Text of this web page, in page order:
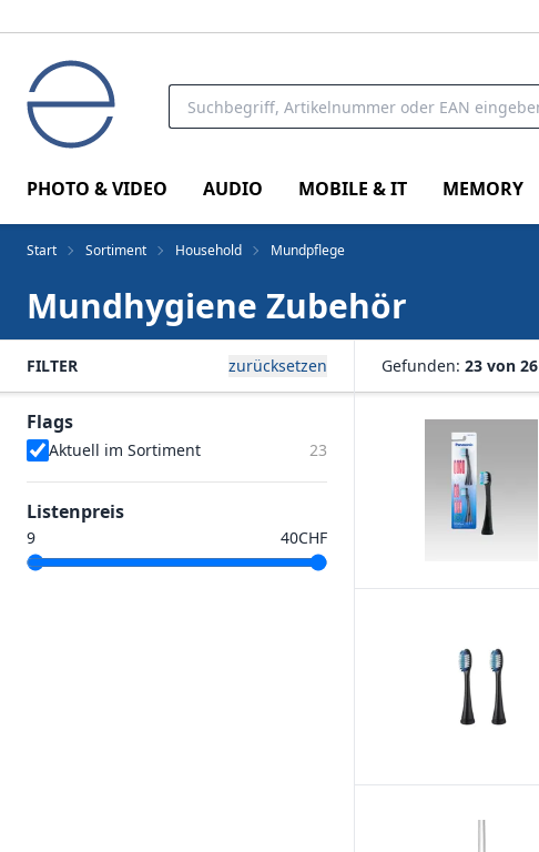
PHOTO & VIDEO AUDIO MOBILE & IT MEMORY
Start Sortiment Household Mundpflege
Mundhygiene Zubehör
FILTER zurücksetzen
Flags
Aktuell im Sortiment 23
Listenpreis
CHF
Gefunden: 23 von 26